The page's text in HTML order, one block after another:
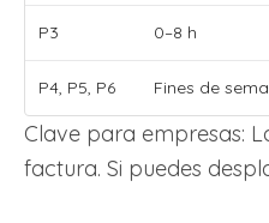
P3 0–8 h
P4, P5, P6 Fines de
Clave para empresas:
factura. Si puedes